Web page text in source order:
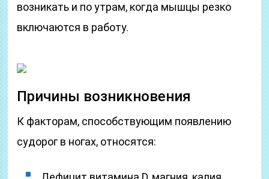
возникать и по утрам, когда мышцы резко
включаются в работу.
Причины возникновения
К факторам, способствующим появлению
судорог в ногах, относятся: